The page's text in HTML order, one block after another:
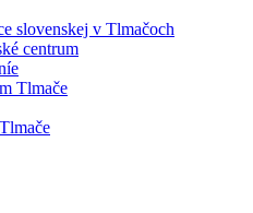
slovenskej v Tlmačoch
centrum
Tlmače